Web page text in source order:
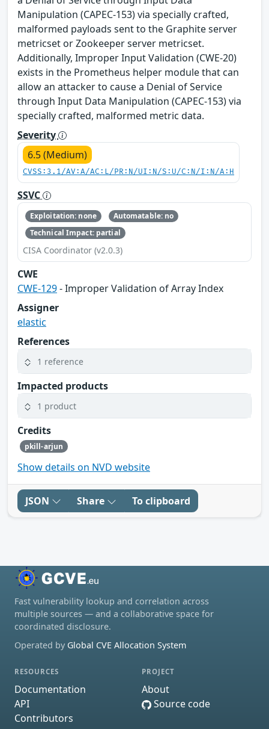
Manipulation (CAPEC-153) via specially crafted,
malformed payloads sent to the Graphite server
metricset or Zookeeper server metricset.
Additionally, Improper Input Validation (CWE-20)
exists in the Prometheus helper module that can
allow an attacker to cause a Denial of Service
through Input Data Manipulation (CAPEC-153) via
specially crafted, malformed metric data.
Severity
6.5 (Medium)
CVSS:3.1/AV:A/AC:L/PR:N/UI:N/S:U/C:N/I:N/A:H
SSVC
Exploitation: none
Automatable: no
Technical Impact: partial
CISA Coordinator (v2.0.3)
CWE
CWE-129- Improper Validation of Array Index
Assigner
elastic
References
1 reference
Impacted products
1 product
Credits
pkill-arjun
Show details on NVD website
JSON Share To clipboard
Fast vulnerability lookup and correlation across
multiple sources — and a collaborative space for
coordinated disclosure.
Operated by Global CVE Allocation System
RESOURCES
Documentation
API
Contributors
PROJECT
About
Source code